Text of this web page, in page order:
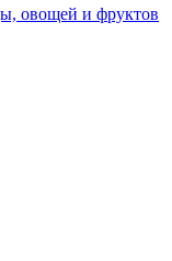
овощей и фруктов